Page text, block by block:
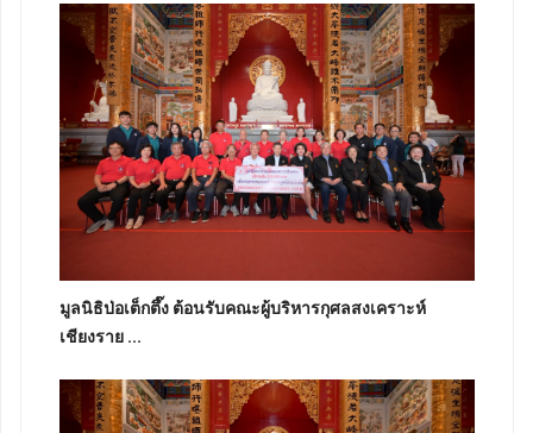
มูลนิธิป่อเต็กตึ๊ง ต้อนรับคณะผู้บริหารกุศลสงเคราะห์
เชียงราย ...